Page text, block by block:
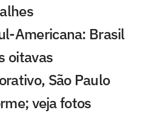
Americana: Brasil
oitavas
São Paulo
veja fotos